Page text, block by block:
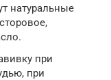
натуральные
при
при